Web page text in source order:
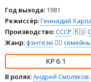
Год выхода: 1981
Режиссёр:Геннадий
Производство:СССР 🇷🇺
Жанр:фэнтези 🧝‍♂️
6.1
В ролях:Андрей Смоляков